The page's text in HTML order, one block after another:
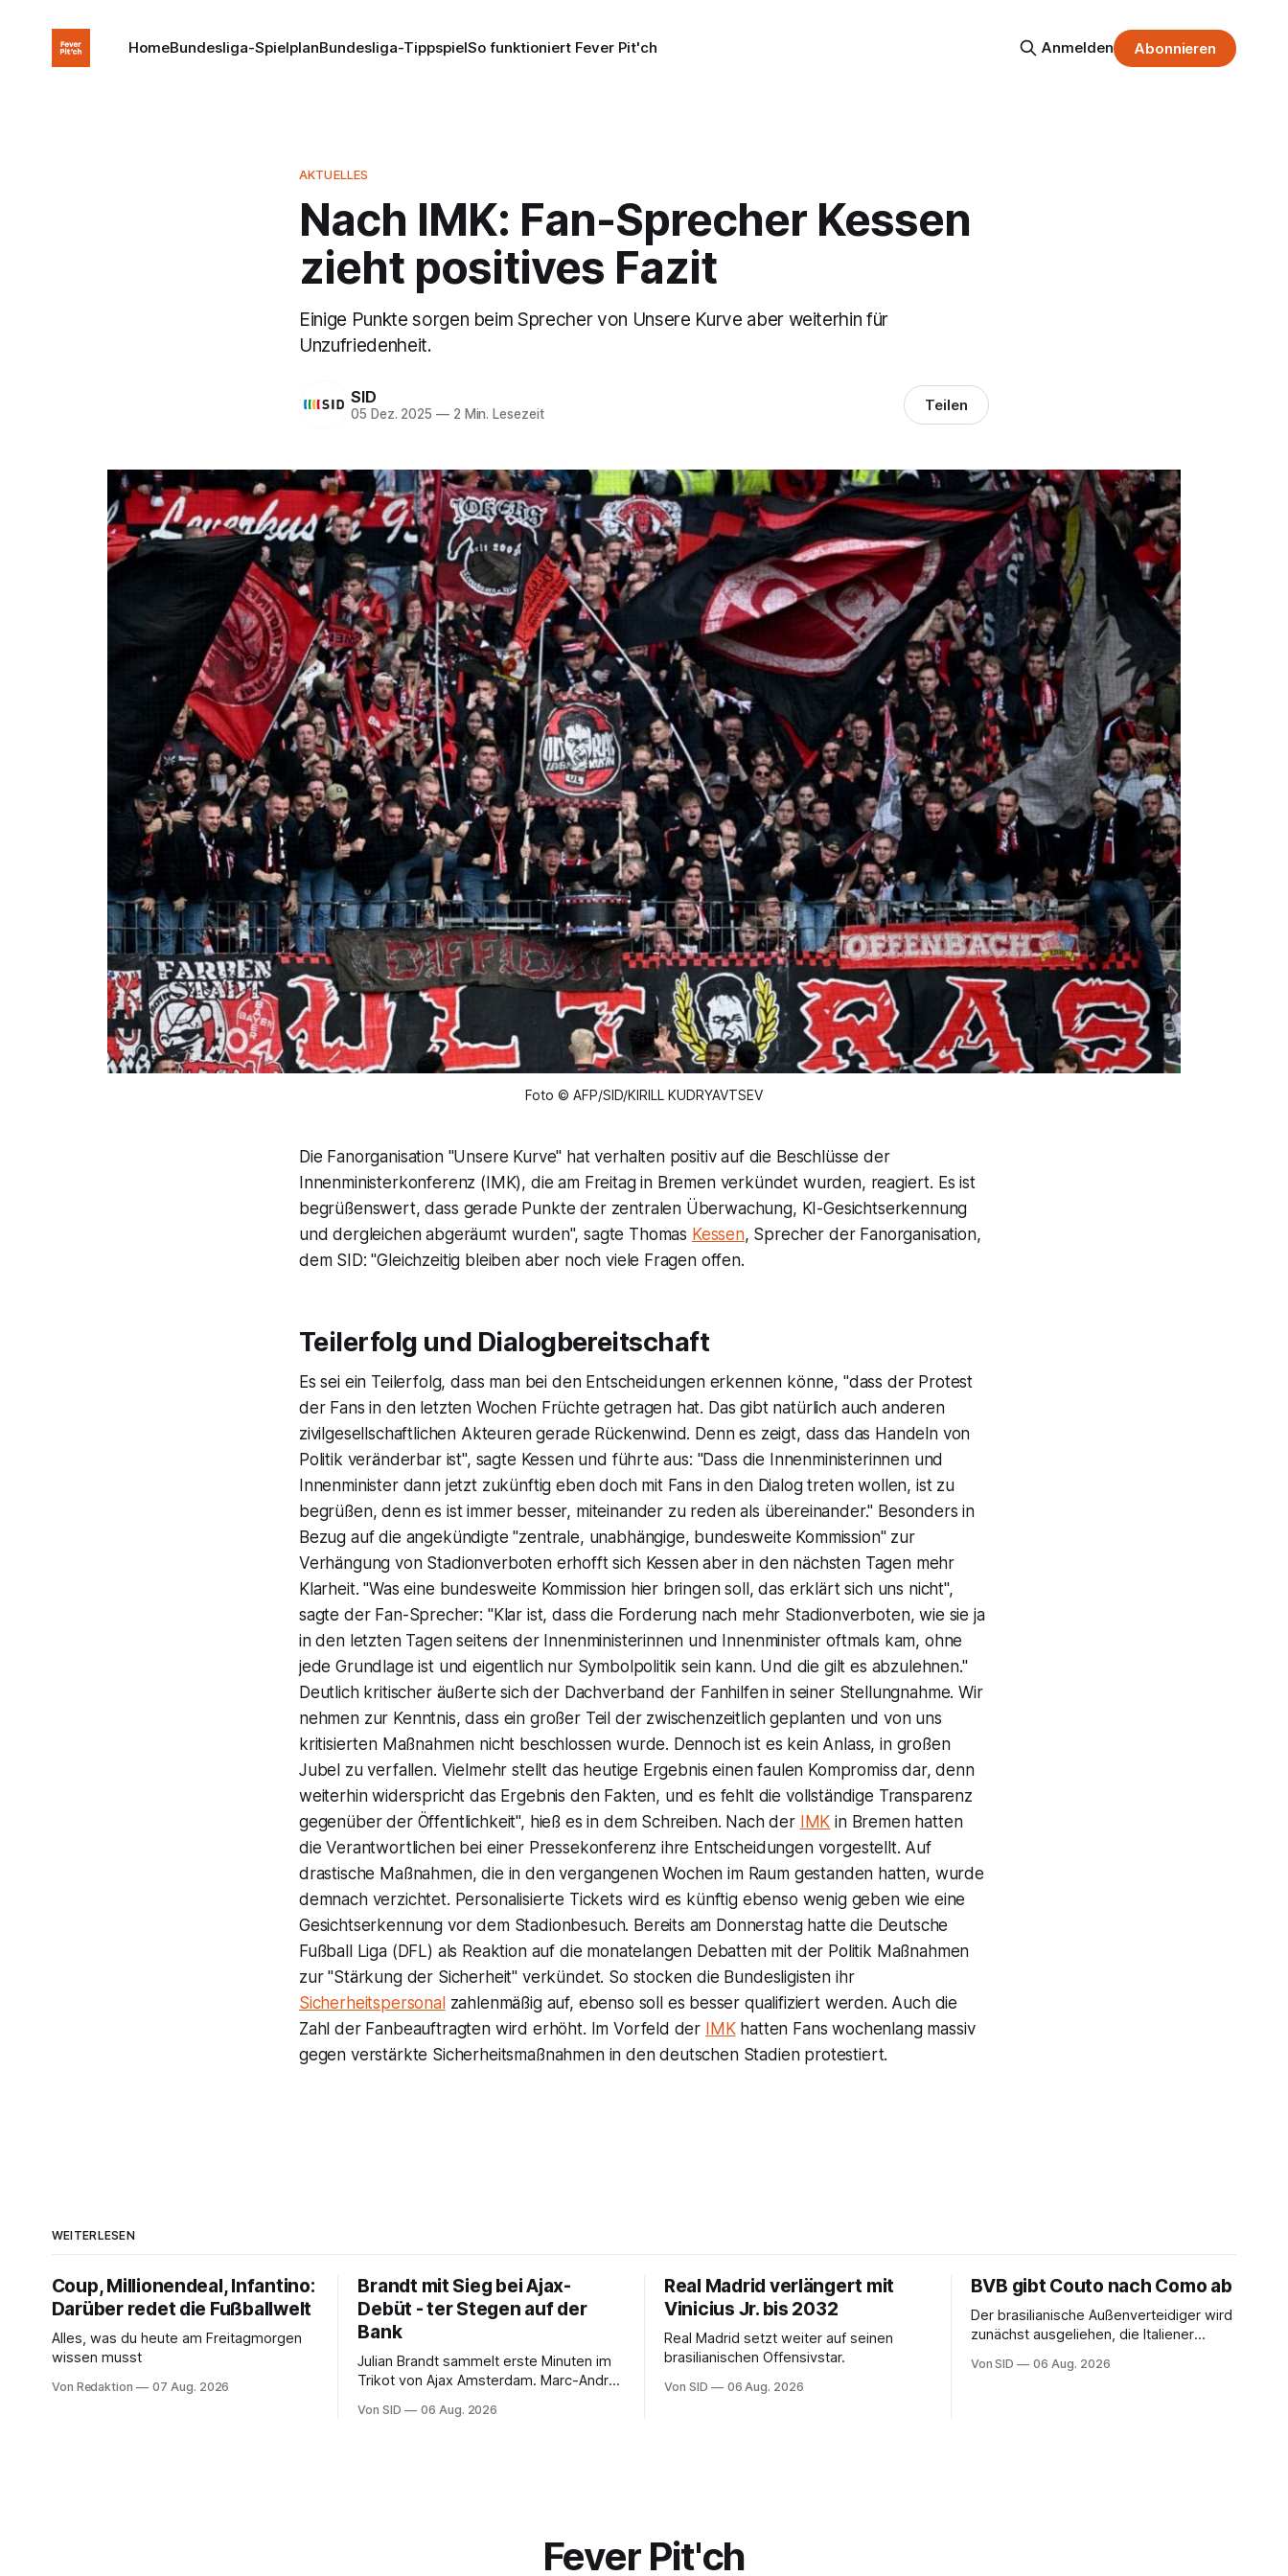
HomeBundesliga-SpielplanBundesliga-TippspielSo funktioniert Fever Pit'ch Anmelden Abonnieren
AKTUELLES
Nach IMK: Fan-Sprecher Kessen
zieht positives Fazit
Einige Punkte sorgen beim Sprecher von Unsere Kurve aber weiterhin für
Unzufriedenheit.
SID
05 Dez. 2025 —2 Min. Lesezeit Teilen
Foto © AFP/SID/KIRILL KUDRYAVTSEV
Die Fanorganisation "Unsere Kurve" hat verhalten positiv auf die Beschlüsse der
Innenministerkonferenz (IMK), die am Freitag in Bremen verkündet wurden, reagiert. Es ist
begrüßenswert, dass gerade Punkte der zentralen Überwachung, KI-Gesichtserkennung
und dergleichen abgeräumt wurden", sagte Thomas Kessen, Sprecher der Fanorganisation,
dem SID: "Gleichzeitig bleiben aber noch viele Fragen offen.
Teilerfolg und Dialogbereitschaft
Es sei ein Teilerfolg, dass man bei den Entscheidungen erkennen könne, "dass der Protest
der Fans in den letzten Wochen Früchte getragen hat. Das gibt natürlich auch anderen
zivilgesellschaftlichen Akteuren gerade Rückenwind. Denn es zeigt, dass das Handeln von
Politik veränderbar ist", sagte Kessen und führte aus: "Dass die Innenministerinnen und
Innenminister dann jetzt zukünftig eben doch mit Fans in den Dialog treten wollen, ist zu
begrüßen, denn es ist immer besser, miteinander zu reden als übereinander." Besonders in
Bezug auf die angekündigte "zentrale, unabhängige, bundesweite Kommission" zur
Verhängung von Stadionverboten erhofft sich Kessen aber in den nächsten Tagen mehr
Klarheit. "Was eine bundesweite Kommission hier bringen soll, das erklärt sich uns nicht",
sagte der Fan-Sprecher: "Klar ist, dass die Forderung nach mehr Stadionverboten, wie sie ja
in den letzten Tagen seitens der Innenministerinnen und Innenminister oftmals kam, ohne
jede Grundlage ist und eigentlich nur Symbolpolitik sein kann. Und die gilt es abzulehnen."
Deutlich kritischer äußerte sich der Dachverband der Fanhilfen in seiner Stellungnahme. Wir
nehmen zur Kenntnis, dass ein großer Teil der zwischenzeitlich geplanten und von uns
kritisierten Maßnahmen nicht beschlossen wurde. Dennoch ist es kein Anlass, in großen
Jubel zu verfallen. Vielmehr stellt das heutige Ergebnis einen faulen Kompromiss dar, denn
weiterhin widerspricht das Ergebnis den Fakten, und es fehlt die vollständige Transparenz
gegenüber der Öffentlichkeit", hieß es in dem Schreiben. Nach der
IMK in Bremen hatten
die Verantwortlichen bei einer Pressekonferenz ihre Entscheidungen vorgestellt. Auf
drastische Maßnahmen, die in den vergangenen Wochen im Raum gestanden hatten, wurde
demnach verzichtet. Personalisierte Tickets wird es künftig ebenso wenig geben wie eine
Gesichtserkennung vor dem Stadionbesuch. Bereits am Donnerstag hatte die Deutsche
Fußball Liga (DFL) als Reaktion auf die monatelangen Debatten mit der Politik Maßnahmen
zur "Stärkung der Sicherheit" verkündet. So stocken die Bundesligisten ihr
Sicherheitspersonal zahlenmäßig auf, ebenso soll es besser qualifiziert werden. Auch die
Zahl der Fanbeauftragten wird erhöht. Im Vorfeld der
IMKhatten Fans wochenlang massiv
gegen verstärkte Sicherheitsmaßnahmen in den deutschen Stadien protestiert.
WEITERLESEN
Coup, Millionendeal, Infantino:
Darüber redet die Fußballwelt
Alles, was du heute am Freitagmorgen
wissen musst
Von Redaktion 07 Aug. 2026
Brandt mit Sieg bei Ajax-
Debüt - ter Stegen auf der
Bank
Julian Brandt sammelt erste Minuten im
Trikot von Ajax Amsterdam. Marc-André
Von SID 06 Aug. 2026
Real Madrid verlängert mit
Vinicius Jr. bis 2032
Real Madrid setzt weiter auf seinen
brasilianischen Offensivstar.
Von SID 06 Aug. 2026
BVB gibt Couto nach Como ab
Der brasilianische Außenverteidiger wird
zunächst ausgeliehen, die Italiener
Von SID 06 Aug. 2026
Fever Pit'ch